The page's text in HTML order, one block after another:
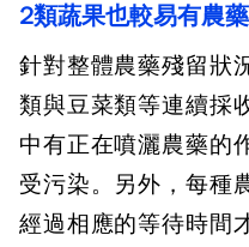
2類蔬果也較易有農
針對整體農藥殘留狀
類與豆菜類等連續採
中有正在噴灑農藥的
受污染。另外，每種
經過相應的等待時間